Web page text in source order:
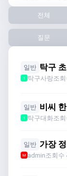
전체
질문
일반 탁구
1 탁구사랑조
일반
1 탁구대화조
일반 가장
M admin조회수